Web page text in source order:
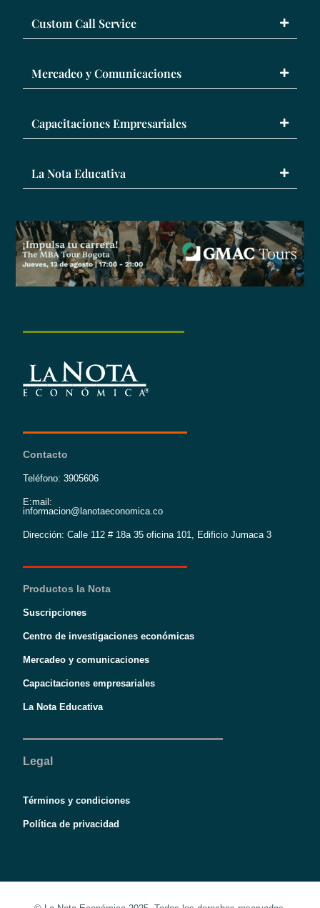
Custom Call Service
Mercadeo y Comunicaciones
Capacitaciones Empresariales
La Nota Educativa
Contacto
Teléfono: 3905606
E:mail:
informacion@lanotaeconomica.co
Dirección: Calle 112 # 18a 35 oficina 101, Edificio Jumaca 3
Productos la Nota
Suscripciones
Centro de investigaciones económicas
Mercadeo y comunicaciones
Capacitaciones empresariales
La Nota Educativa
Legal
Términos y condiciones
Política de privacidad